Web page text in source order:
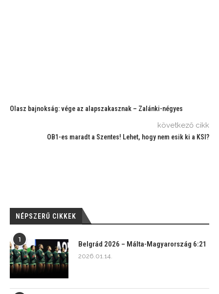
Olasz bajnokság: vége az alapszakasznak – Zalánki-négyes
következő cikk
OB1-es maradt a Szentes! Lehet, hogy nem esik ki a KSI?
NÉPSZERŰ CIKKEK
1
Belgrád 2026 – Málta-Magyarország 6:21
2026.01.14.